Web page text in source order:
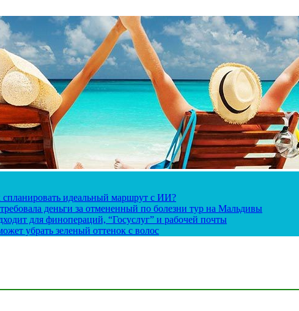
спланировать идеальный маршрут с ИИ?
деньги за отмененный по болезни тур на Мальдивы
для финопераций, “Госуслуг” и рабочей почты
убрать зеленый оттенок с волос